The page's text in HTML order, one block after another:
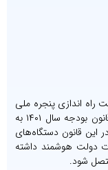
راه اندازی پنجره ملی
خدمات دولت هوشمند که در بند واو تبصره ۷ قانون بودجه سال ۱۴۰۱ به
این قانون دستگاه‌های
دولت هوشمند داشته
شود.